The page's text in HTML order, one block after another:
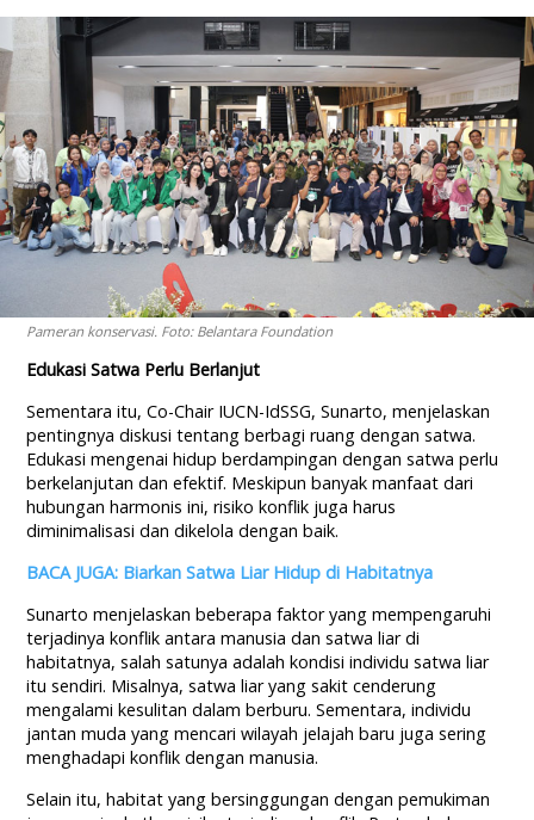
Pameran konservasi. Foto: Belantara Foundation
Edukasi Satwa Perlu Berlanjut
Sementara itu, Co-Chair IUCN-IdSSG, Sunarto, menjelaskan
pentingnya diskusi tentang berbagi ruang dengan satwa.
Edukasi mengenai hidup berdampingan dengan satwa perlu
berkelanjutan dan efektif. Meskipun banyak manfaat dari
hubungan harmonis ini, risiko konflik juga harus
diminimalisasi dan dikelola dengan baik.
BACA JUGA: Biarkan Satwa Liar Hidup di Habitatnya
Sunarto menjelaskan beberapa faktor yang mempengaruhi
terjadinya konflik antara manusia dan satwa liar di
habitatnya, salah satunya adalah kondisi individu satwa liar
itu sendiri. Misalnya, satwa liar yang sakit cenderung
mengalami kesulitan dalam berburu. Sementara, individu
jantan muda yang mencari wilayah jelajah baru juga sering
menghadapi konflik dengan manusia.
Selain itu, habitat yang bersinggungan dengan pemukiman